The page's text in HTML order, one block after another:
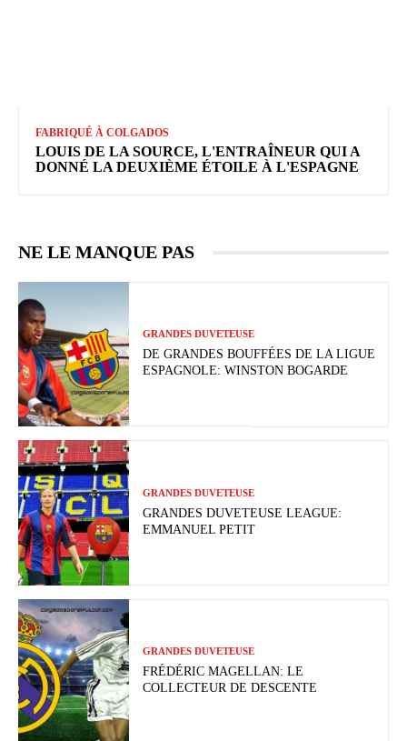
FABRIQUÉ À COLGADOS
LOUIS DE LA SOURCE, L'ENTRAÎNEUR QUI A
DONNÉ LA DEUXIÈME ÉTOILE À L'ESPAGNE
NE LE MANQUE PAS
GRANDES DUVETEUSE
DE GRANDES BOUFFÉES DE LA LIGUE
ESPAGNOLE: WINSTON BOGARDE
GRANDES DUVETEUSE
GRANDES DUVETEUSE LEAGUE:
EMMANUEL PETIT
GRANDES DUVETEUSE
FRÉDÉRIC MAGELLAN: LE
COLLECTEUR DE DESCENTE